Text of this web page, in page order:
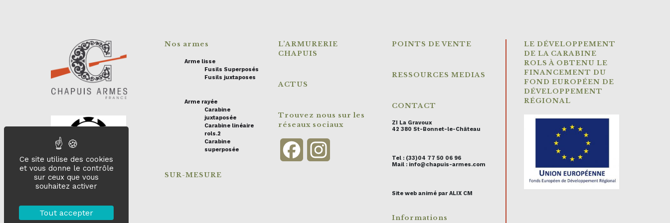
Nos armes
Arme lisse
Fusils Superposés
Fusils juxtaposes
Arme rayée
Carabine
juxtaposée
Carabine linéaire
rols.2
Carabine
superposée
SUR-MESURE
L’ARMURERIE
CHAPUIS
ACTUS
Trouvez nous sur les
réseaux sociaux
Facebook
POINTS DE VENTE
RESSOURCES MEDIAS
CONTACT
ZI La Gravoux
42 380 St-Bonnet-le-Château
Tel : (33)04 77 50 06 96
Mail : info@chapuis-armes.com
Site web animé par ALIX CM
Informations
LE DÉVELOPPEMENT
DE LA CARABINE
ROLS À OBTENU LE
FINANCEMENT DU
FOND EUROPÉEN DE
DÉVELOPPEMENT
RÉGIONAL
Ce site utilise des cookies
et vous donne le contrôle
sur ceux que vous
souhaitez activer
Tout accepter